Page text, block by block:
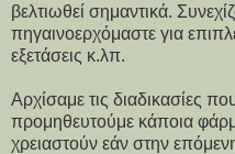
βελτιωθεί σημαντικά.
πηγαινοερχόμαστε για
εξετάσεις κ.λπ.
Αρχίσαμε τις διαδικασίες
προμηθευτούμε κάποια
χρειαστούν εάν στην